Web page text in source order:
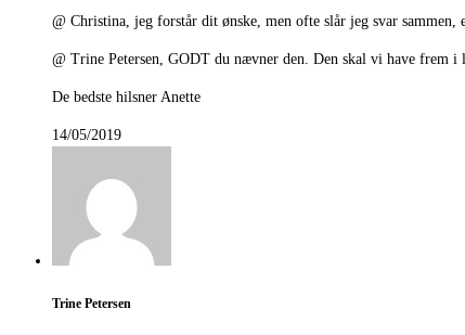
@ Christina, jeg forstår dit ønske, men ofte slår jeg svar
@ Trine Petersen, GODT du nævner den. Den skal vi have frem
De bedste hilsner Anette
14/05/2019
Trine Petersen